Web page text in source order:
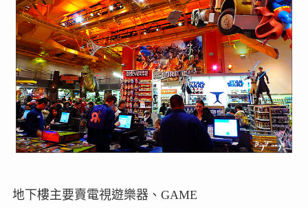
地下樓主要賣電視遊樂器、GAME